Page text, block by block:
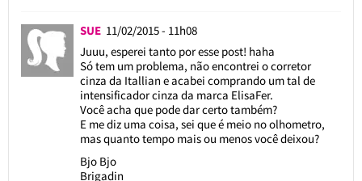
SUE 11/02/2015 - 11h08
Juuu, esperei tanto por esse post! haha
Só tem um problema, não encontrei o corretor
cinza da Itallian e acabei comprando um tal de
intensificador cinza da marca ElisaFer.
Você acha que pode dar certo também?
E me diz uma coisa, sei que é meio no olhometro,
mas quanto tempo mais ou menos você deixou?
Bjo Bjo
Brigadin